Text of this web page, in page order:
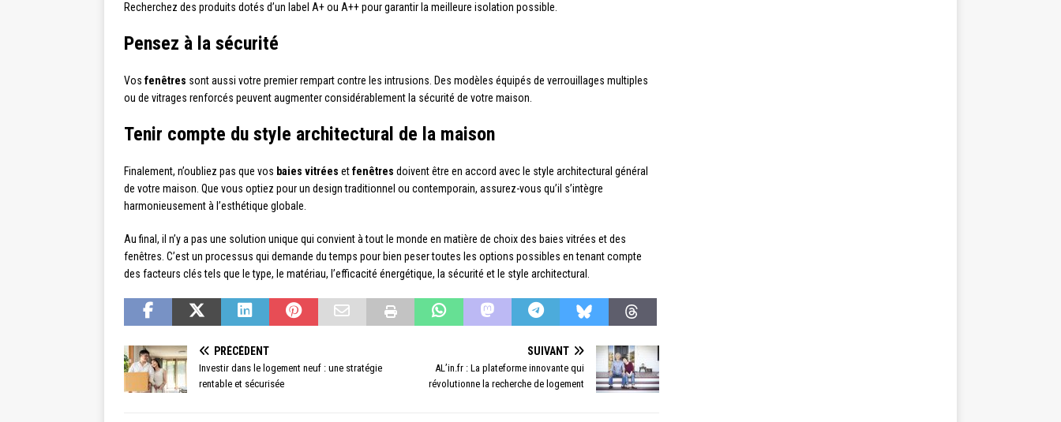
Recherchez des produits dotés d’un label A+ ou A++ pour garantir la meilleure isolation possible.
Pensez à la sécurité
Vos fenêtres sont aussi votre premier rempart contre les intrusions. Des modèles équipés de verrouillages multiples
ou de vitrages renforcés peuvent augmenter considérablement la sécurité de votre maison.
Tenir compte du style architectural de la maison
Finalement, n’oubliez pas que vos baies vitrées etfenêtres doivent être en accord avec le style architectural général
de votre maison. Que vous optiez pour un design traditionnel ou contemporain, assurez-vous qu’il s’intègre
harmonieusement à l’esthétique globale.
Au final, il n’y a pas une solution unique qui convient à tout le monde en matière de choix des baies vitrées et des
fenêtres. C’est un processus qui demande du temps pour bien peser toutes les options possibles en tenant compte
des facteurs clés tels que le type, le matériau, l’efficacité énergétique, la sécurité et le style architectural.
PRÉCÉDENT
Investir dans le logement neuf : une stratégie
rentable et sécurisée
SUIVANT
AL’in.fr : La plateforme innovante qui
révolutionne la recherche de logement